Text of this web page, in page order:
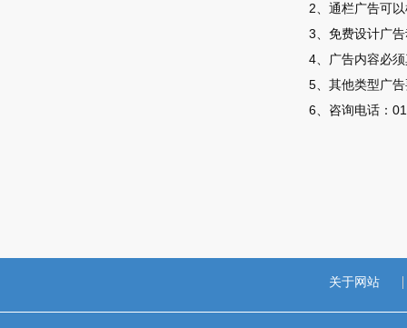
2、通栏广告可
3、免费设计广
4、广告内容必
5、其他类型广
6、咨询电话：
关于网站